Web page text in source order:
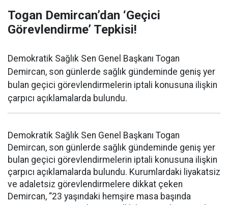
Togan Demircan’dan ‘Geçici
Görevlendirme’ Tepkisi!
Demokratik Sağlık Sen Genel Başkanı Togan
Demircan, son günlerde sağlık gündeminde geniş yer
bulan geçici görevlendirmelerin iptali konusuna ilişkin
çarpıcı açıklamalarda bulundu.
Demokratik Sağlık Sen Genel Başkanı Togan
Demircan, son günlerde sağlık gündeminde geniş yer
bulan geçici görevlendirmelerin iptali konusuna ilişkin
çarpıcı açıklamalarda bulundu. Kurumlardaki liyakatsiz
ve adaletsiz görevlendirmelere dikkat çeken
Demircan, “23 yaşındaki hemşire masa başında